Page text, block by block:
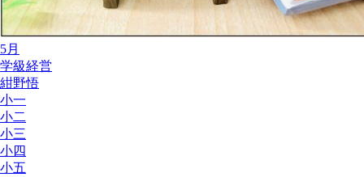
5月
学級経営
紺野悟
小一
小二
小三
小四
小五